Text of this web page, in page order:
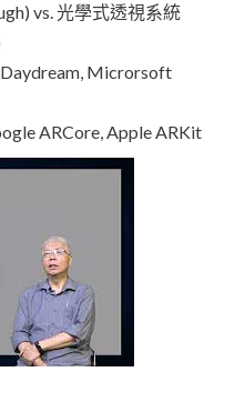
vs. 光學式透視系統
Microrsoft
ARCore, Apple ARKit